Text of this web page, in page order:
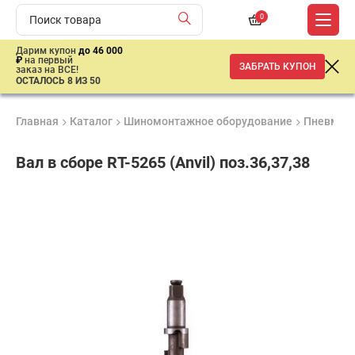
0
Дарим купон до 46 000
₽ на первый
заказ на ВСЕ!
ОСТАЛОСЬ 8 ИЗ 50
ЗАБРАТЬ КУПОН
Главная Каталог Шиномонтажное оборудование
Вал в сборе RT-5265 (Anvil) поз.36,37,38